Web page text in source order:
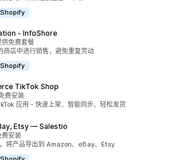
‑ InfoShore
星）
供免费套餐
商店中进行销售，避免重复劳动
TikTok Shop
星）
费安装
应用 - 快速上架、智能同步、轻松发货
Etsy — Salestio
星）
费安装
将产品导出到 Amazon、eBay、Etsy